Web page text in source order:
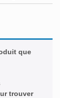
que
trouver